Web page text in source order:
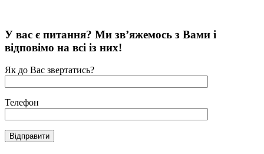
У вас є питання? Ми зв’яжемось з Вами і
відповімо на всі із них!
Як до Вас звертатись?
Телефон